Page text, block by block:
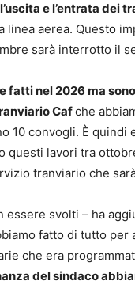
e l’entrata dei
linea aerea. Questo
sarà interrotto il
fatti nel 2026 ma
Cafche
10 convogli. È
questi lavori tra
tranviario che
svolti – ha
fatto di tutto
che era
del sindaco